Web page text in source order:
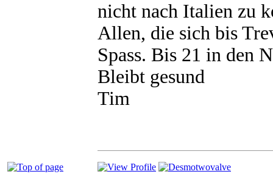
nicht nach Italien zu
Allen, die sich bis
Spass. Bis 21 in den
Bleibt gesund
Tim